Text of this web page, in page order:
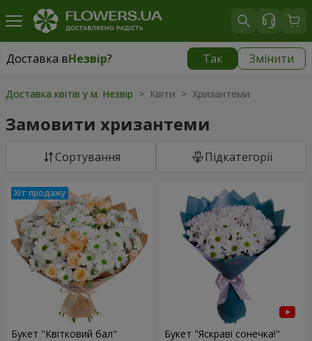
Доставка вНезвір? Так Змінити
Доставка вНезвір|
Доставка квітів у м. Незвір > Квіти > Хризантеми
Замовити хризантеми
Сортування Підкатегорії
Букет "Квітковий бал" Букет "Яскраві сонечка!"